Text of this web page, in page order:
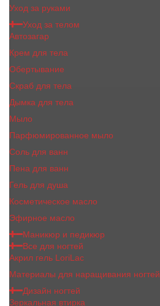
Уход за руками
Уход за телом
Автозагар
Крем для тела
Обертывание
Скраб для тела
Дымка для тела
Мыло
Парфюмированное мыло
Соль для ванн
Пена для ванн
Гель для душа
Косметическое масло
Эфирное масло
Маникюр и педикюр
Все для ногтей
Акрил гель LoriLac
Материалы для наращивания ногтей
Дизайн ногтей
Зеркальная втирка